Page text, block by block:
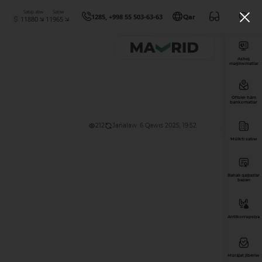
Satıp alıw
11880
Satıw
11965 1285, +998 55 503-63-63 Qar
212 Jańalaw: 6 Qawıs 2025, 19:52
Ashıq
maǵlıwmatlar
Ofisler hám
bankomatlar
Múlkti satıw
Bahalı qaǵazlar
bazarı
Antikorrupsiya
Múrájat jiberiw